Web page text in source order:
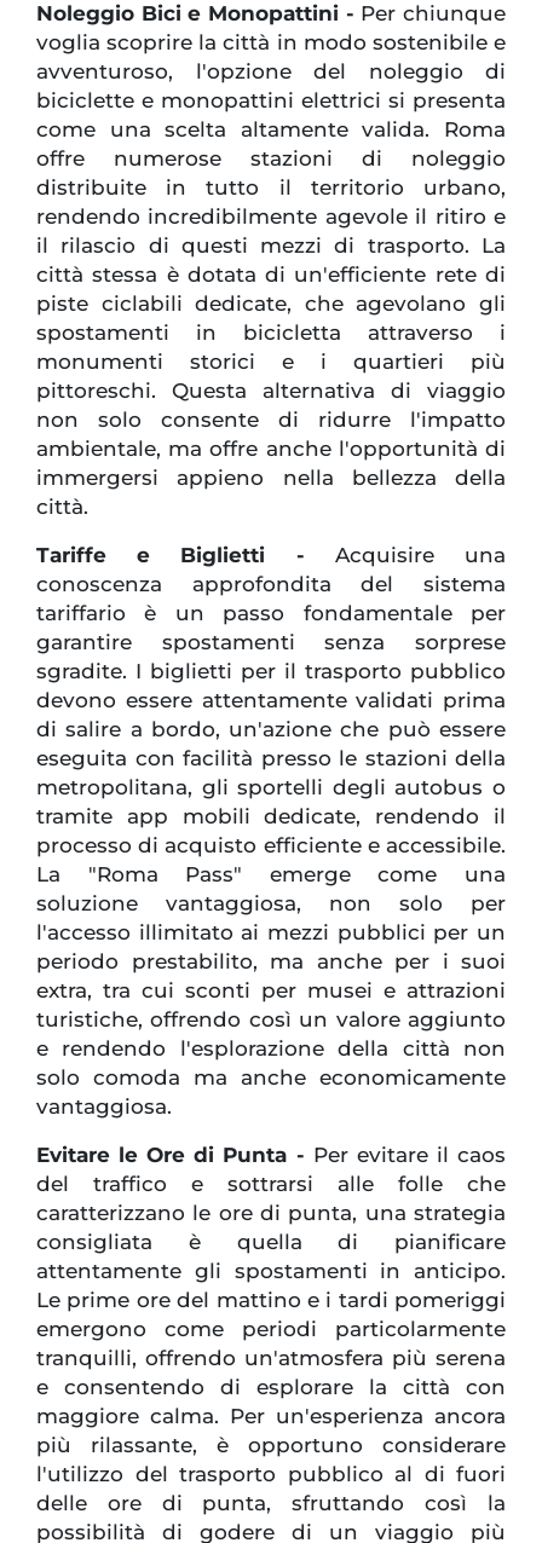
Noleggio Bici e Monopattini - Per chiunque
voglia scoprire la città in modo sostenibile e
avventuroso, l'opzione del noleggio di
biciclette e monopattini elettrici si presenta
come una scelta altamente valida. Roma
offre numerose stazioni di noleggio
distribuite in tutto il territorio urbano,
rendendo incredibilmente agevole il ritiro e
il rilascio di questi mezzi di trasporto. La
città stessa è dotata di un'efficiente rete di
piste ciclabili dedicate, che agevolano gli
spostamenti in bicicletta attraverso i
monumenti storici e i quartieri più
pittoreschi. Questa alternativa di viaggio
non solo consente di ridurre l'impatto
ambientale, ma offre anche l'opportunità di
immergersi appieno nella bellezza della
città.
Tariffe e Biglietti - Acquisire una
conoscenza approfondita del sistema
tariffario è un passo fondamentale per
garantire spostamenti senza sorprese
sgradite. I biglietti per il trasporto pubblico
devono essere attentamente validati prima
di salire a bordo, un'azione che può essere
eseguita con facilità presso le stazioni della
metropolitana, gli sportelli degli autobus o
tramite app mobili dedicate, rendendo il
processo di acquisto efficiente e accessibile.
La "Roma Pass" emerge come una
soluzione vantaggiosa, non solo per
l'accesso illimitato ai mezzi pubblici per un
periodo prestabilito, ma anche per i suoi
extra, tra cui sconti per musei e attrazioni
turistiche, offrendo così un valore aggiunto
e rendendo l'esplorazione della città non
solo comoda ma anche economicamente
vantaggiosa.
Evitare le Ore di Punta - Per evitare il caos
del traffico e sottrarsi alle folle che
caratterizzano le ore di punta, una strategia
consigliata è quella di pianificare
attentamente gli spostamenti in anticipo.
Le prime ore del mattino e i tardi pomeriggi
emergono come periodi particolarmente
tranquilli, offrendo un'atmosfera più serena
e consentendo di esplorare la città con
maggiore calma. Per un'esperienza ancora
più rilassante, è opportuno considerare
l'utilizzo del trasporto pubblico al di fuori
delle ore di punta, sfruttando così la
possibilità di godere di un viaggio più